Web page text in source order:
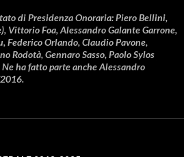
di Presidenza Onoraria: Piero Bellini,
Vittorio Foa, Alessandro Galante Garrone,
Federico Orlando, Claudio Pavone,
Rodotà, Gennaro Sasso, Paolo Sylos
ha fatto parte anche Alessandro